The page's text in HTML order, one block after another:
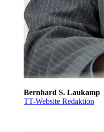
Bernhard S. Laukamp
TT-Website Redaktion